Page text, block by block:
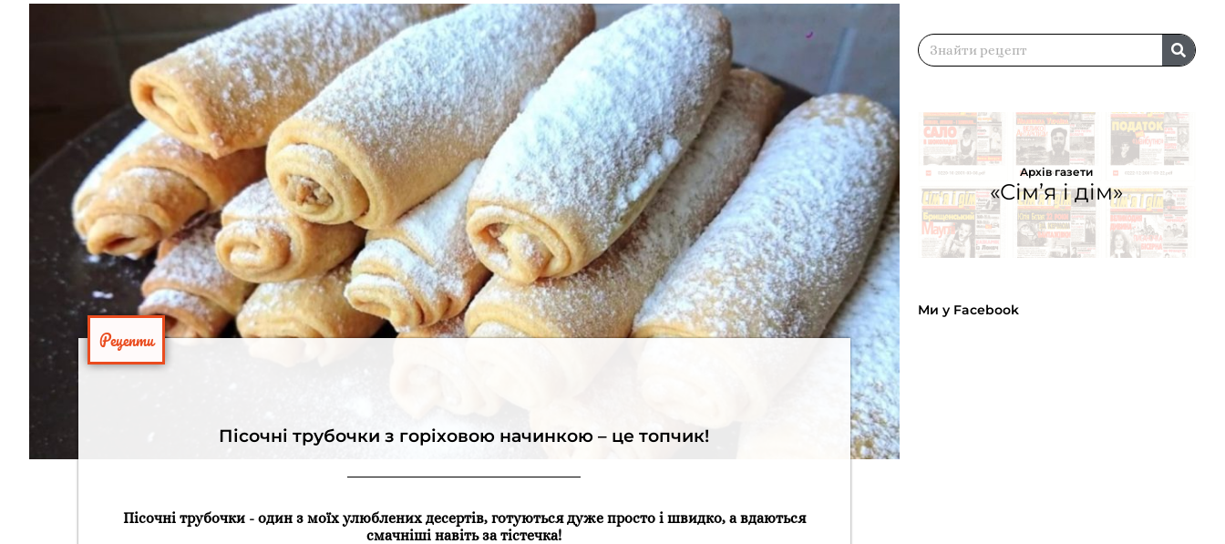
Рецепти
Пісочні трубочки з горіховою начинкою – це топчик!
Пісочні трубочки - один з моїх улюблених десертів, готуються дуже просто і швидко, а вдаються
смачніші навіть за тістечка!
Архів газети
«Сім’я і дім»
Ми у Facebook